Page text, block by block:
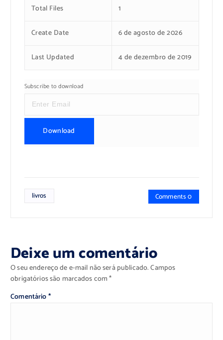
Total Files 1
Create Date 6 de agosto de 2026
Last Updated 4 de dezembro de 2019
Subscribe to download
Download
livros Comments 0
Deixe um comentário
O seu endereço de e-mail não será publicado.Campos
obrigatórios são marcados com*
Comentário*